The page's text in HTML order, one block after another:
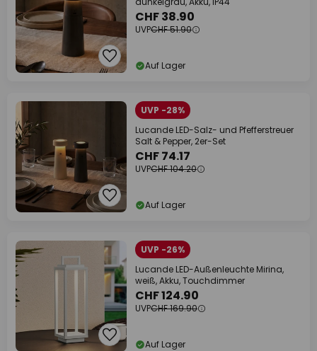
CHF 38.90
UVPCHF 51.90
Auf Lager
UVP -28%
Lucande LED-Salz- und Pfefferstreuer
Salt & Pepper, 2er-Set
CHF 74.17
UVPCHF 104.20
Auf Lager
UVP -26%
Lucande LED-Außenleuchte Mirina,
weiß, Akku, Touchdimmer
CHF 124.90
UVPCHF 169.90
Auf Lager